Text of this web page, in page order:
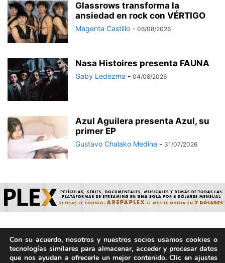
Glassrows transforma la
ansiedad en rock con VÉRTIGO
Magenta Castillo - 06/08/2026
Nasa Histoires presenta FAUNA
Gaby Ledezma - 04/08/2026
Azul Aguilera presenta Azul, su
primer EP
Gustavo Chalako Medina - 31/07/2026
© ArepaVolatil.Com 2021-2025 - Hecho por humanos, no por
IA. | Todos los derechos reservados.
Con su acuerdo, nosotros y nuestros socios usamos cookies o
tecnologías similares para almacenar, acceder y procesar datos
que nos ayudan a ofrecerle un mejor contenido. Clic en ajustes